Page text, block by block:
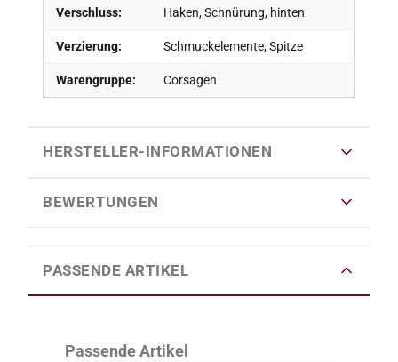
Verschluss: Haken, Schnürung, hinten
Verzierung: Schmuckelemente, Spitze
Warengruppe: Corsagen
HERSTELLER-INFORMATIONEN
BEWERTUNGEN
PASSENDE ARTIKEL
Produktgalerie überspringen
Passende Artikel